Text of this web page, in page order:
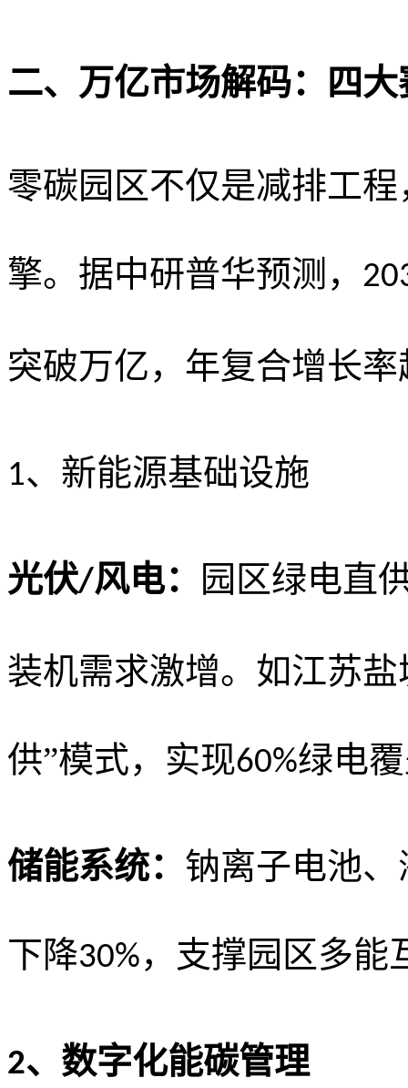
二、万亿市场解码：四
零碳园区不仅是减排工
擎。据中研普华预测，
突破万亿，年复合增长率
1、 新能源基础设施
光伏/风电： 园区绿电直
装机需求激增。如江苏
供”模式，实现60%绿电
储能系统： 钠离子电池
下降30%，支撑园区多能
2、 数字化能碳管理